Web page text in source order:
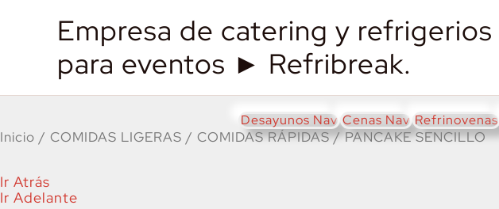
Empresa de catering y refrigerios
para eventos ► Refribreak.
Desayunos Nav Cenas Nav Refrinovenas
Inicio / COMIDAS LIGERAS / COMIDAS RÁPIDAS/ PANCAKE SENCILLO
Ir Atrás
Ir Adelante